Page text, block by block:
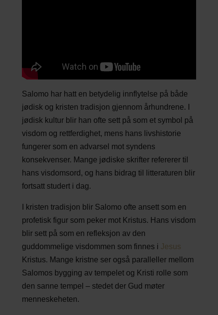
Salomo har hatt en betydelig innflytelse på både
jødisk og kristen tradisjon gjennom århundrene. I
jødisk kultur blir han ofte sett på som et symbol på
visdom og rettferdighet, mens hans livshistorie
fungerer som en advarsel mot syndens
konsekvenser. Mange jødiske skrifter refererer til
hans visdomsord, og hans bidrag til litteraturen blir
fortsatt studert i dag.
I kristen tradisjon blir Salomo ofte ansett som en
profetisk figur som peker mot Kristus. Hans visdom
blir sett på som en refleksjon av den
guddommelige visdommen som finnes i Jesus
Kristus. Mange kristne ser også paralleller mellom
Salomos bygging av tempelet og Kristi rolle som
den sanne tempel – stedet der Gud møter
menneskeheten.